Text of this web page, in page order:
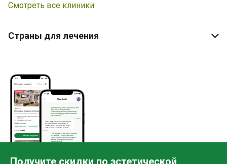
Смотреть все клиники
Страны для лечения
Получите скидки по эстетической